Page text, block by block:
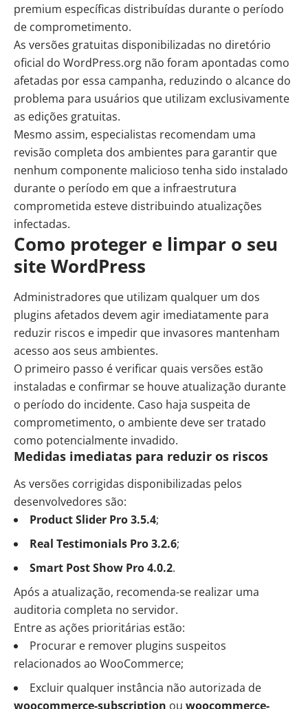
premium específicas distribuídas durante o período
de comprometimento.
As versões gratuitas disponibilizadas no diretório
oficial do WordPress.org não foram apontadas como
afetadas por essa campanha, reduzindo o alcance do
problema para usuários que utilizam exclusivamente
as edições gratuitas.
Mesmo assim, especialistas recomendam uma
revisão completa dos ambientes para garantir que
nenhum componente malicioso tenha sido instalado
durante o período em que a infraestrutura
comprometida esteve distribuindo atualizações
infectadas.
Como proteger e limpar o seu
site WordPress
Administradores que utilizam qualquer um dos
plugins afetados devem agir imediatamente para
reduzir riscos e impedir que invasores mantenham
acesso aos seus ambientes.
O primeiro passo é verificar quais versões estão
instaladas e confirmar se houve atualização durante
o período do incidente. Caso haja suspeita de
comprometimento, o ambiente deve ser tratado
como potencialmente invadido.
Medidas imediatas para reduzir os riscos
As versões corrigidas disponibilizadas pelos
desenvolvedores são:
Product Slider Pro 3.5.4;
Real Testimonials Pro 3.2.6;
Smart Post Show Pro 4.0.2.
Após a atualização, recomenda-se realizar uma
auditoria completa no servidor.
Entre as ações prioritárias estão:
Procurar e remover plugins suspeitos
relacionados ao WooCommerce;
Excluir qualquer instância não autorizada de
woocommerce-subscription ou woocommerce-